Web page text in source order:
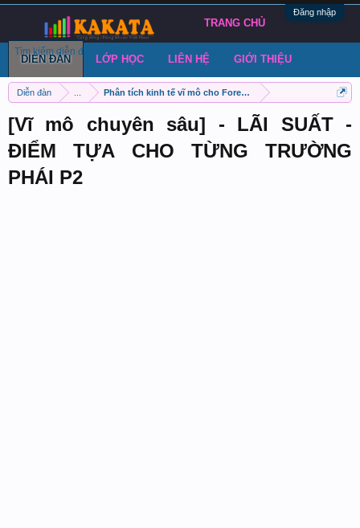
Đăng nhập
Diễn đàn Phân tích kinh tế vĩ mô cho Forex và chứng khoán
[Vĩ mô chuyên sâu] - LÃI SUẤT -
ĐIỂM TỰA CHO TỪNG TRƯỜNG
PHÁI P2
TRANG CHỦ
DIỄN ĐÀN
Tìm kiếm diễn đàn Bài viết gần đây Đăng chủ đề
LỚP HỌC LIÊN HỆ GIỚI THIỆU